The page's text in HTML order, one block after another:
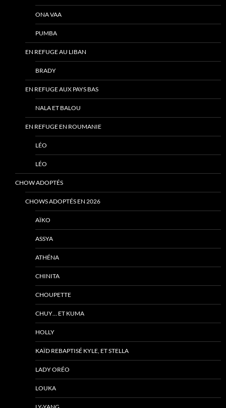
ONA VAA
PUMBA
EN REFUGE AU LIBAN
BRADY
EN REFUGE AUX PAYS BAS
NALA ET BALOU
EN REFUGE EN ROUMANIE
LÉO
LÉO
CHOW ADOPTÉS
CHOWS ADOPTÉS EN 2026
AÏKO
ASSYA
ATHÉNA
CHINITA
CHOUPETTE
CHUY… ET KUMA
HOLLY
KAÏD REBAPTISÉ KYLE, ET STELLA
LADY ORÉO
LOUKA